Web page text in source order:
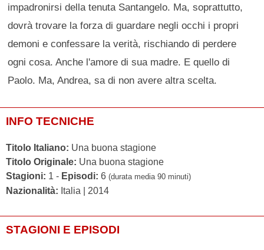
impadronirsi della tenuta Santangelo. Ma, soprattutto,
dovrà trovare la forza di guardare negli occhi i propri
demoni e confessare la verità, rischiando di perdere
ogni cosa. Anche l'amore di sua madre. E quello di
Paolo. Ma, Andrea, sa di non avere altra scelta.
INFO TECNICHE
Titolo Italiano: Una buona stagione
Titolo Originale: Una buona stagione
Stagioni: 1 - Episodi: 6 (durata media 90 minuti)
Nazionalità: Italia | 2014
STAGIONI E EPISODI